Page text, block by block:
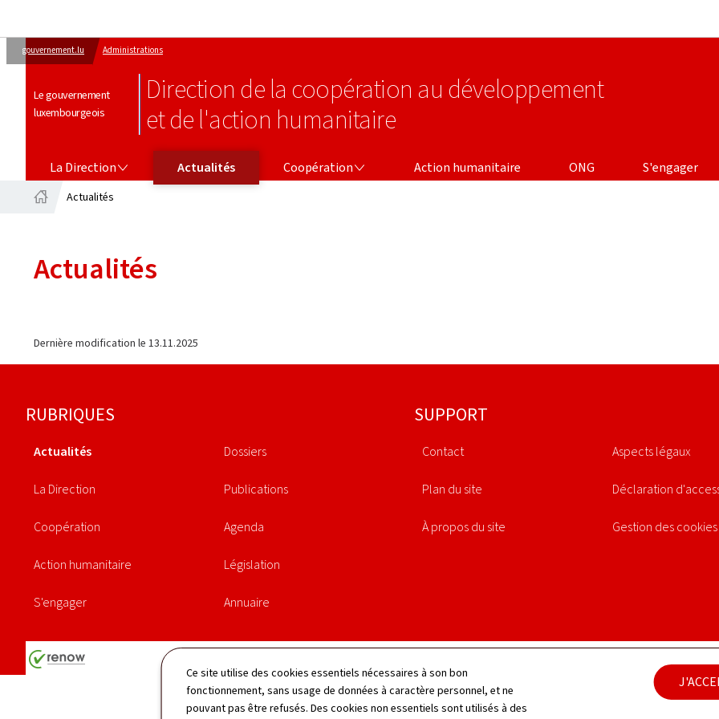
Ce site utilise des cookies essentiels nécessaires à son bon
fonctionnement, sans usage de données à caractère personnel, et ne
pouvant pas être refusés. Des cookies non essentiels sont utilisés à des
gouvernement.lu Administrations
Le gouvernement
luxembourgeois
Direction de la coopération au développement
et de l'action humanitaire
La Direction Actualités Coopération
COOPÉRATION
Action humanitaire ONG
S'engager
Actualités
Actualités
Dernière modification le 13.11.2025
Pied
de
RUBRIQUES
Actualités
La Direction
Coopération
Action humanitaire
S'engager
Dossiers
Publications
Agenda
Législation
Annuaire
SUPPORT
Contact
Plan du site
À propos du site
Aspects légaux
Déclaration
Gestion des cookies